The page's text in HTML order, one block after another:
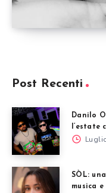
Post Recenti
Danilo
l’estate
SÒL:
musica